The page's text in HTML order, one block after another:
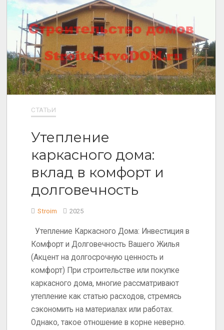
СТАТЬИ
Утепление
каркасного дома:
вклад в комфорт и
долговечность
Stroim 2025
Утепление Каркасного Дома: Инвестиция в
Комфорт и Долговечность Вашего Жилья
(Акцент на долгосрочную ценность и
комфорт) При строительстве или покупке
каркасного дома, многие рассматривают
утепление как статью расходов, стремясь
сэкономить на материалах или работах.
Однако, такое отношение в корне неверно.